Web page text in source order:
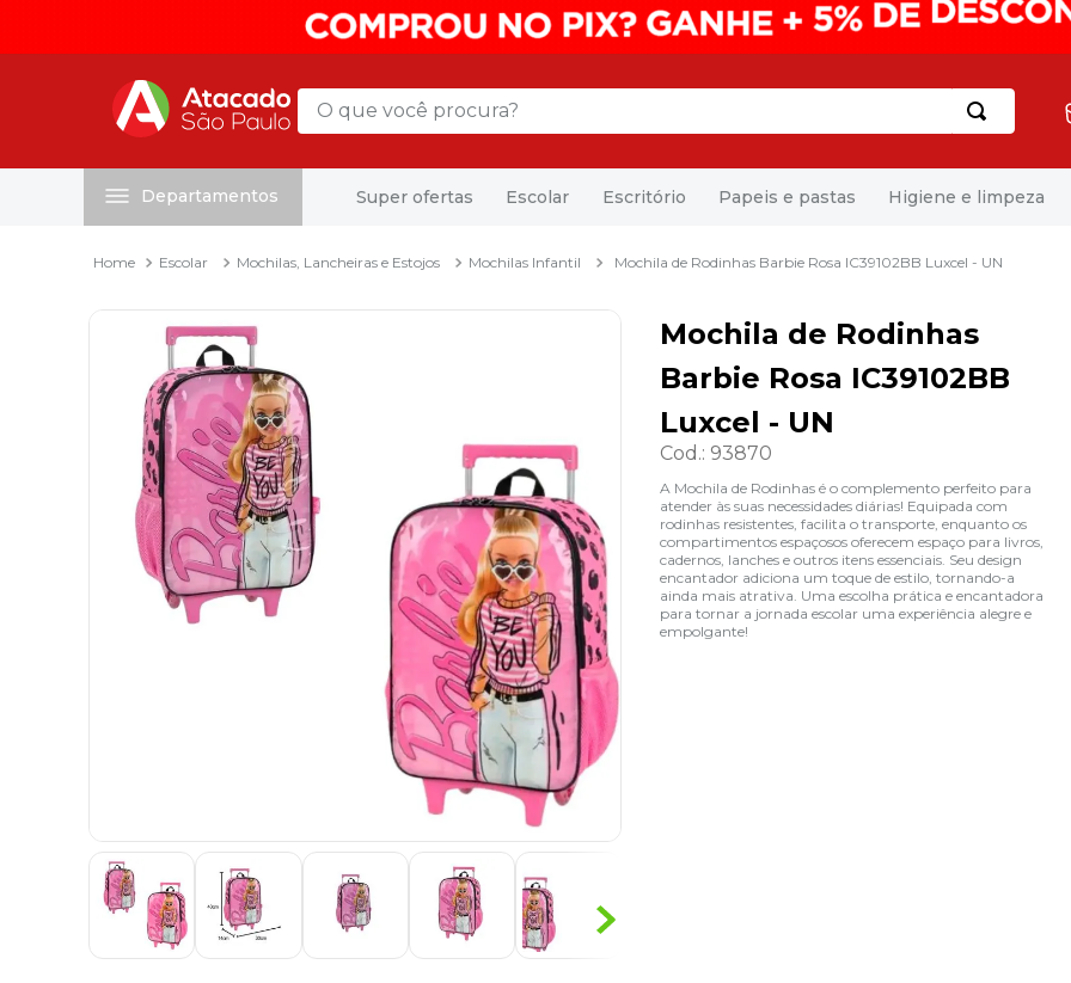
O que você procura?
Departamentos Super ofertas Escolar Escritório Papeis e pastas Higiene e limpeza
Escolar Mochilas, Lancheiras e Estojos Mochilas Infantil Mochila de Rodinhas Barbie Rosa IC39102BB Luxcel - UN
Mochila de Rodinhas
Barbie Rosa IC39102BB
Luxcel - UN
Cod.: 93870
A Mochila de Rodinhas é o complemento perfeito para
atender às suas necessidades diárias! Equipada com
rodinhas resistentes, facilita o transporte, enquanto os
compartimentos espaçosos oferecem espaço para livros,
cadernos, lanches e outros itens essenciais. Seu design
encantador adiciona um toque de estilo, tornando-a
ainda mais atrativa. Uma escolha prática e encantadora
para tornar a jornada escolar uma experiência alegre e
empolgante!
papel toalha
papel higienico
caixa organizadora
grampeador
desinfetante